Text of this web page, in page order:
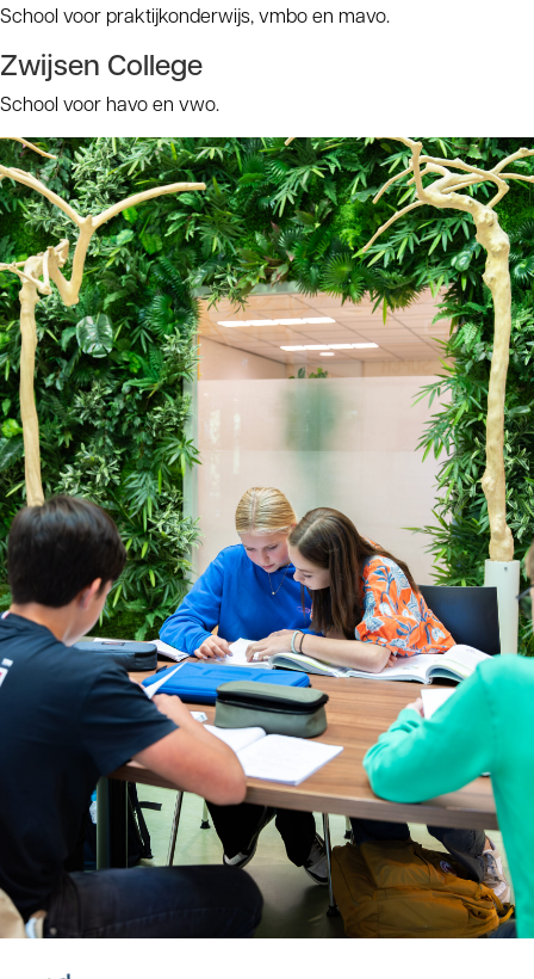
School voor praktijkonderwijs, vmbo en mavo.
Zwijsen College
School voor havo en vwo.